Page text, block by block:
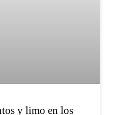
y limo en los